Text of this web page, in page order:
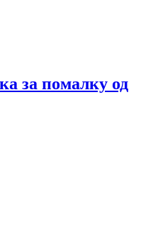
за помалку од